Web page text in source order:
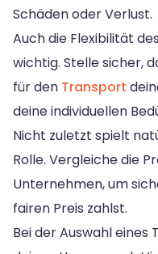
Schäden oder Verlust.
Auch die Flexibilität
wichtig. Stelle sicher,
für den Transport
deine individuellen
Nicht zuletzt spielt
Rolle. Vergleiche die
Unternehmen, um
fairen Preis zahlst.
Bei der Auswahl